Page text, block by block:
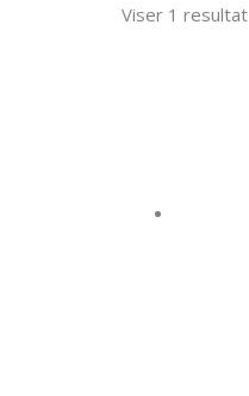
Viser 1 resultat